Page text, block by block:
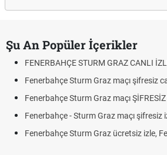
Şu An Popüler İçerikler
FENERBAHÇE STURM GRAZ CANLI
Fenerbahçe Sturm Graz maçı şifresiz
Fenerbahçe Sturm Graz maçı
Fenerbahçe - Sturm Graz maçı şifresiz
Fenerbahçe Sturm Graz ücretsiz izle,